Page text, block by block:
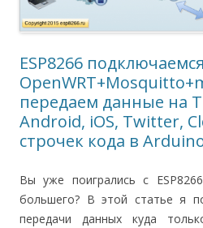
ESP8266
передаем данные на
Android, iOS, Twitter,
строчек кода в
Вы уже поигрались с
большего? В этой статье я
передачи данных куда